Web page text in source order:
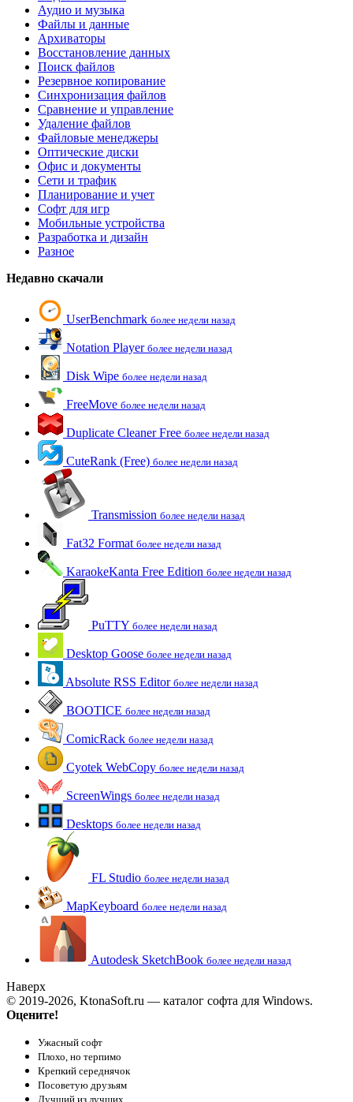
Аудио и музыка
Файлы и данные
Архиваторы
Восстановление данных
Поиск файлов
Резервное копирование
Синхронизация файлов
Сравнение и управление
Удаление файлов
Файловые менеджеры
Оптические диски
Офис и документы
Сети и трафик
Планирование и учет
Софт для игр
Мобильные устройства
Разработка и дизайн
Разное
Недавно скачали
UserBenchmark более недели назад
Notation Player более недели назад
Disk Wipe более недели назад
FreeMove более недели назад
Duplicate Cleaner Free более недели назад
CuteRank (Free) более недели назад
Transmission более недели назад
Fat32 Format более недели назад
KaraokeKanta Free Edition более недели назад
PuTTY более недели назад
Desktop Goose более недели назад
Absolute RSS Editor более недели назад
BOOTICE более недели назад
ComicRack более недели назад
Cyotek WebCopy более недели назад
ScreenWings более недели назад
Desktops более недели назад
FL Studio более недели назад
MapKeyboard более недели назад
Autodesk SketchBook более недели назад
Наверх
© 2019-2026, KtonaSoft.ru — каталог софта для Windows.
Оцените!
Ужасный софт
Плохо, но терпимо
Крепкий середнячок
Посоветую друзьям
Лучший из лучших